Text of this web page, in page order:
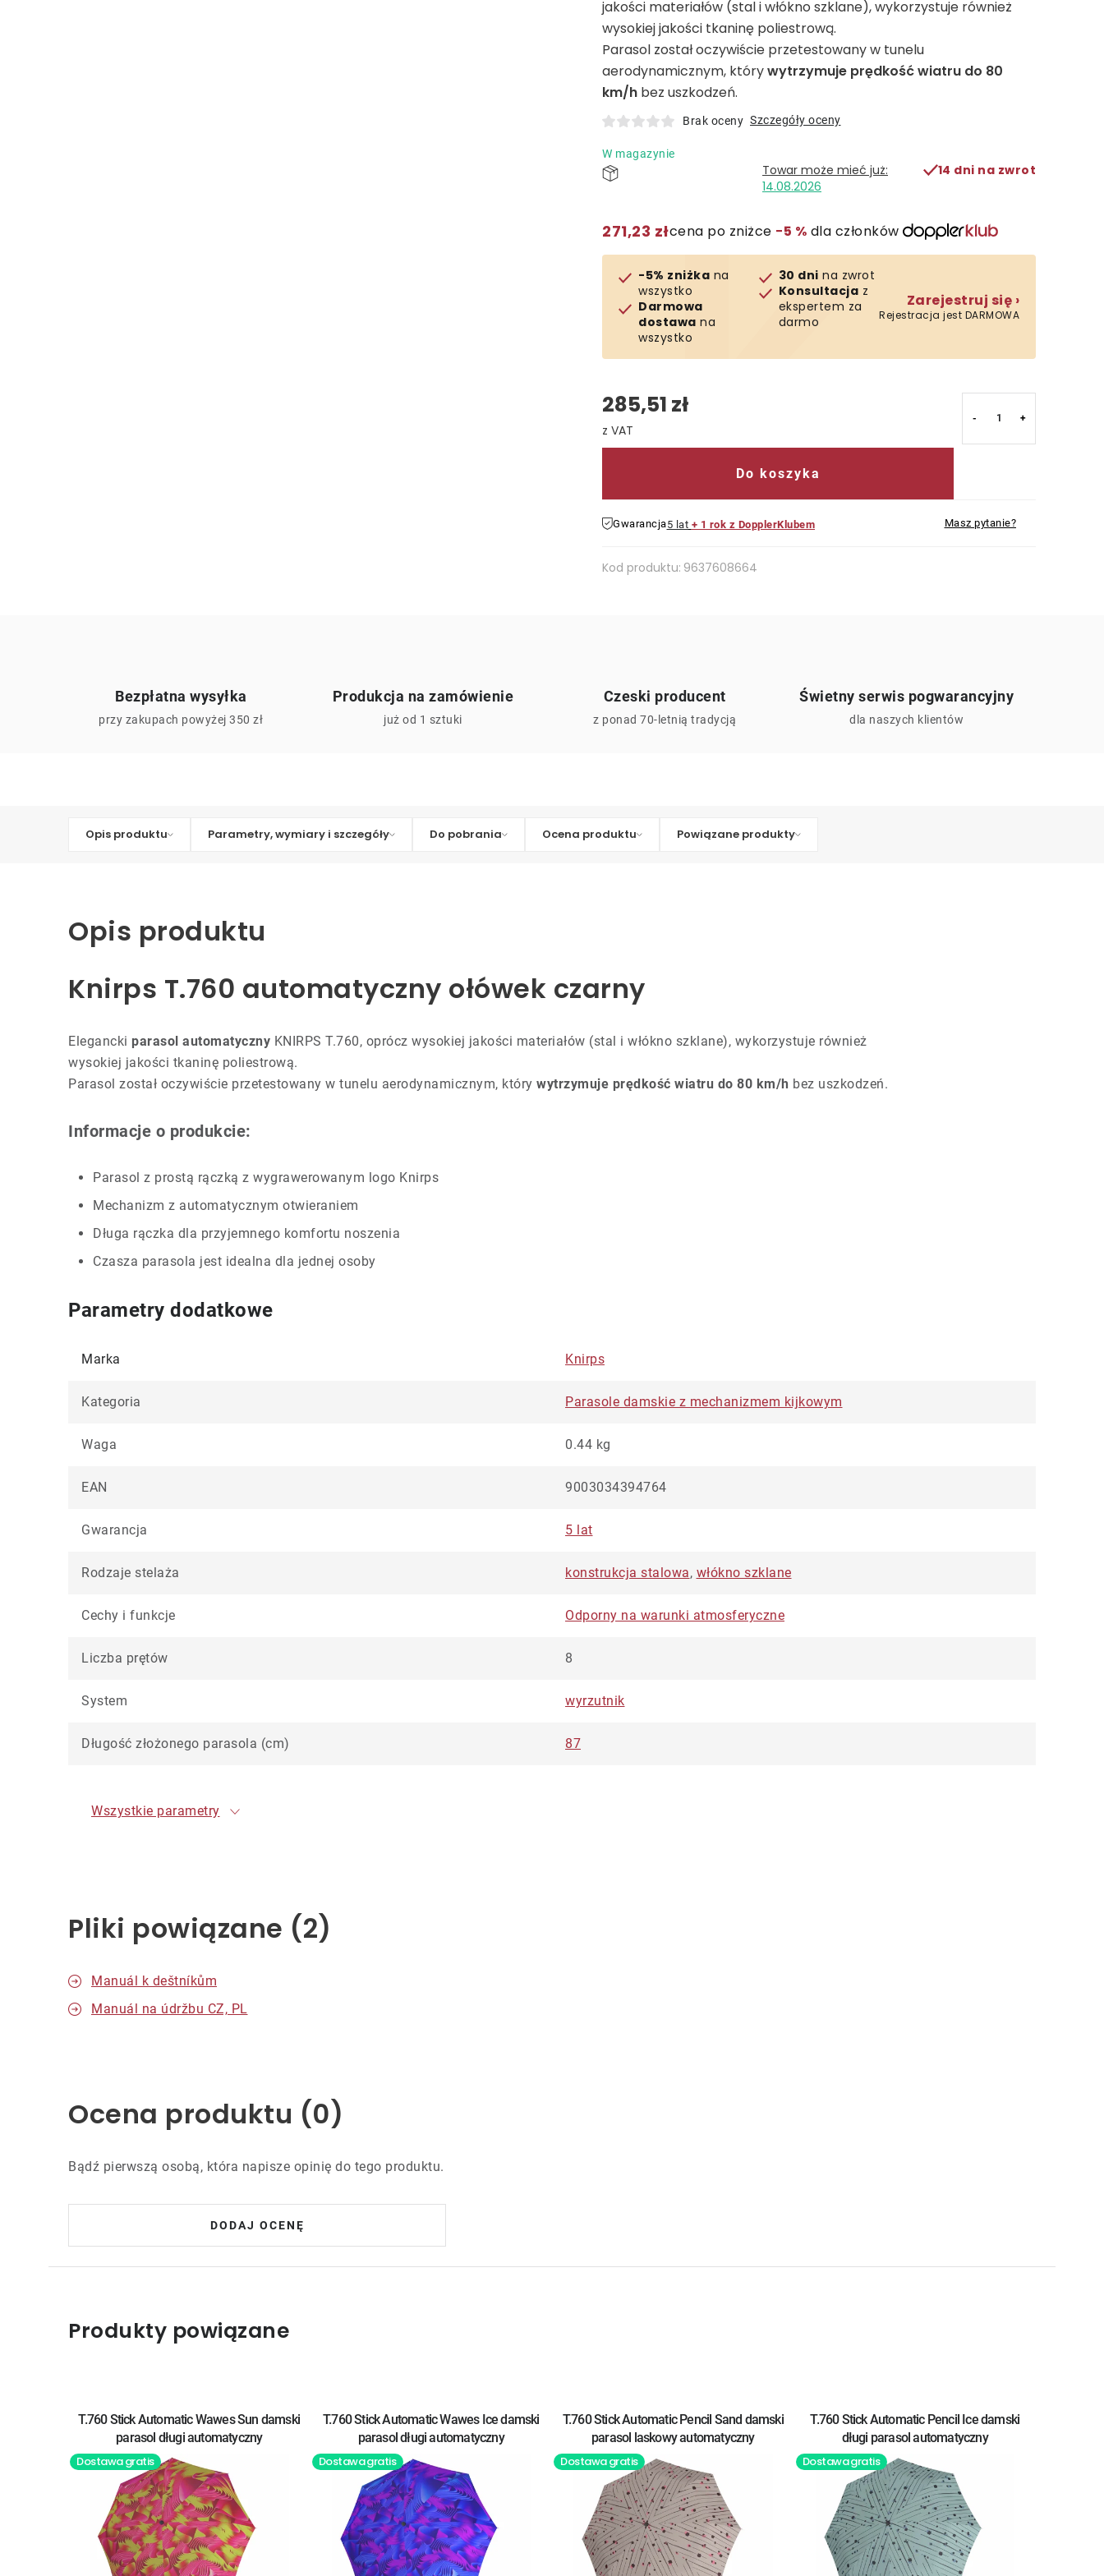
jakości materiałów (stal i włókno szklane), wykorzystuje również
wysokiej jakości tkaninę poliestrową.
Parasol został oczywiście przetestowany w tunelu
aerodynamicznym, którywytrzymuje prędkość wiatru do 80
km/h bez uszkodzeń.
Brak oceny Szczegóły oceny
W magazynie
14.08.2026
14 dni na zwrot
271,23 złcena po zniżce −5 % dla członków
-5% zniżka na
wszystko
Darmowa
dostawa na
wszystko
30 dni na zwrot
Konsultacja z
ekspertem za
darmo
Zarejestruj się ›
Rejestracja jest DARMOWA
285,51 zł
Cena jednostkowa:
Do koszyka
Gwarancja5 lat + 1 rok z DopplerKlubem Masz pytanie?
Kod produktu: 9637608664
Bezpłatna wysyłka
przy zakupach powyżej 350 zł
Produkcja na zamówienie
już od 1 sztuki
Czeski producent
z ponad 70-letnią tradycją
Świetny serwis pogwarancyjny
dla naszych klientów
Opis produktu Parametry, wymiary i szczegóły Do pobrania Ocena produktu Powiązane produkty
Opis produktu
Knirps T.760 automatyczny ołówek czarny
Elegancki parasol automatyczny KNIRPS T.760, oprócz wysokiej jakości materiałów (stal i włókno szklane), wykorzystuje również
wysokiej jakości tkaninę poliestrową.
Parasol został oczywiście przetestowany w tunelu aerodynamicznym, który wytrzymuje prędkość wiatru do 80 km/h bez uszkodzeń.
Informacje o produkcie:
Parasol z prostą rączką z wygrawerowanym logo Knirps
Mechanizm z automatycznym otwieraniem
Długa rączka dla przyjemnego komfortu noszenia
Czasza parasola jest idealna dla jednej osoby
Parametry dodatkowe
Marka Knirps
Kategoria Parasole damskie z mechanizmem kijkowym
Waga 0.44 kg
EAN 9003034394764
Gwarancja 5 lat
Rodzaje stelaża konstrukcja stalowa, włókno szklane
Cechy i funkcje Odporny na warunki atmosferyczne
Liczba prętów 8
System wyrzutnik
Długość złożonego parasola (cm) 87
Wszystkie parametry
Pliki powiązane (2)
Manuál k deštníkům
Manuál na údržbu CZ, PL
Ocena produktu (0)
Bądź pierwszą osobą, która napisze opinię do tego produktu.
DODAJ OCENĘ
Produkty powiązane
T.760 Stick Automatic Wawes Sun damski
parasol długi automatyczny
Dostawa gratis
T.760 Stick Automatic Wawes Ice damski
parasol długi automatyczny
Dostawa gratis
T.760 Stick Automatic Pencil Sand damski
parasol laskowy automatyczny
Dostawa gratis
T.760 Stick Automatic Pencil Ice damski
długi parasol automatyczny
Dostawa gratis